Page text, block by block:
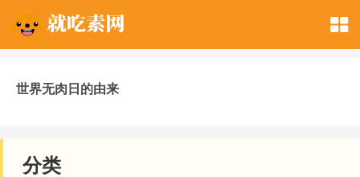
世界无肉日的由来
分类